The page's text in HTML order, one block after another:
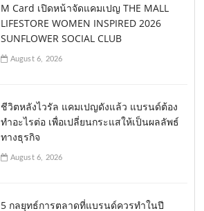
M Card เปิดหน้าจัดแคมเปญ THE MALL
LIFESTORE WOMEN INSPIRED 2026
SUNFLOWER SOCIAL CLUB
August 6, 2026
ชีวิตหลังไวรัล แคมเปญดังแล้ว แบรนด์ต้อง
ทำอะไรต่อ เพื่อเปลี่ยนกระแสให้เป็นผลลัพธ์
ทางธุรกิจ
August 6, 2026
5 กลยุทธ์การตลาดที่แบรนด์ควรทำในปี